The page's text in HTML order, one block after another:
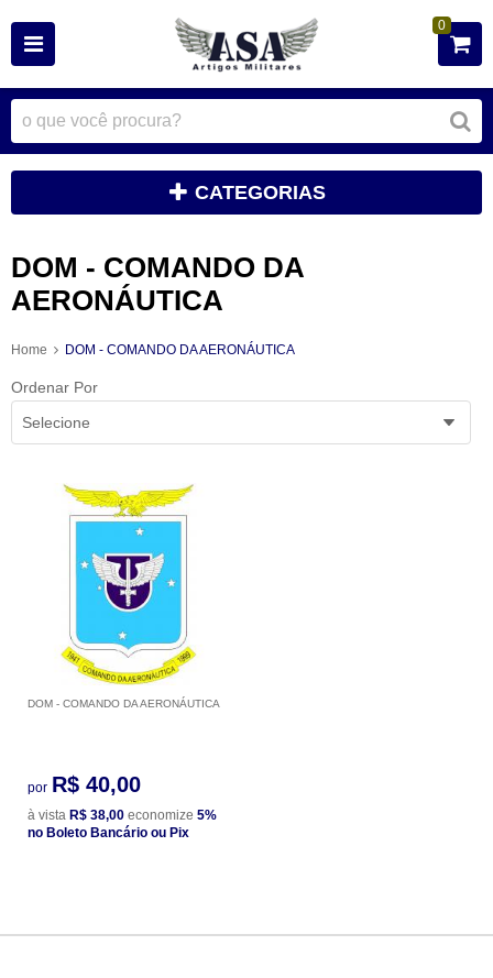
0
CATEGORIAS
DOM - COMANDO DA
AERONÁUTICA
Home DOM - COMANDO DA AERONÁUTICA
Ordenar Por
Selecione
DOM - COMANDO DA AERONÁUTICA
por R$ 40,00
à vista R$ 38,00 economize 5%
no Boleto Bancário ou Pix